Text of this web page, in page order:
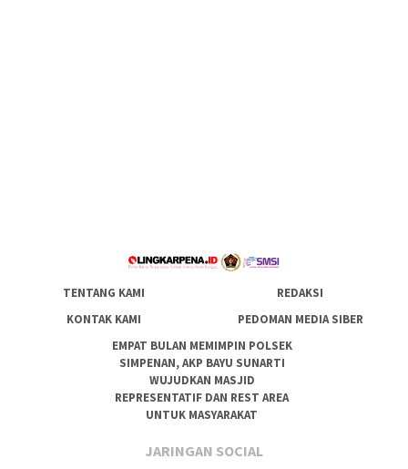
TENTANG KAMI
REDAKSI
KONTAK KAMI
PEDOMAN MEDIA SIBER
EMPAT BULAN MEMIMPIN POLSEK
SIMPENAN, AKP BAYU SUNARTI
WUJUDKAN MASJID
REPRESENTATIF DAN REST AREA
UNTUK MASYARAKAT
JARINGAN SOCIAL